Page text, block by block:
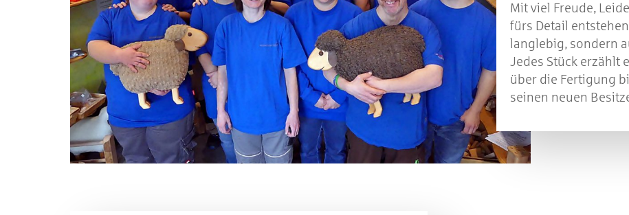
Mit viel Freude,
fürs Detail
langlebig, sondern
Jedes Stück erzählt
über die Fertigung
seinen neuen